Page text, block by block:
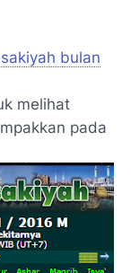
bulan
melihat
pada